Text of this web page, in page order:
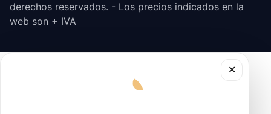
derechos reservados. - Los precios indicados en la
web son + IVA
✕